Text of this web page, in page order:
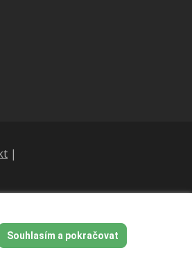
|
Souhlasím a pokračovat